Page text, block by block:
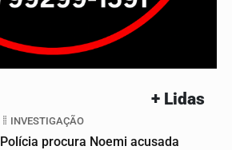
+ Lidas
INVESTIGAÇÃO
Polícia procura Noemi acusada